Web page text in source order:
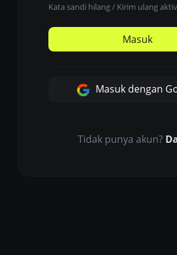
Kata sandi hilang/ Kirim ulang
Masuk
Masuk dengan
Tidak punya akun?